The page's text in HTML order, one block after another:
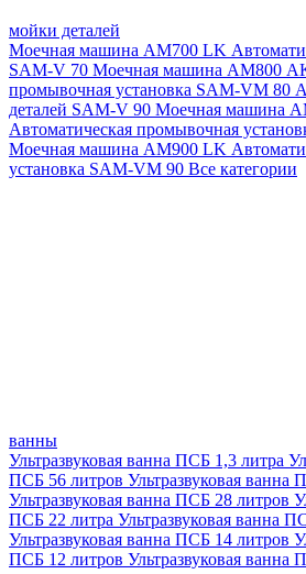
мойки деталей
Моечная машина AM700 LK
SAM-V 70 Моечная машина АМ800
промывочная установка SAM-VM 80
деталей SAM-V 90 Моечная машина
Автоматическая промывочная
Моечная машина AM900 LK
установка SAM-VM 90 Все категории
ванны
Ультразвуковая ванна ПСБ 1,3 литра
ПСБ 56 литров Ультразвуковая ванна
Ультразвуковая ванна ПСБ 28 литров
ПСБ 22 литра Ультразвуковая ванна
Ультразвуковая ванна ПСБ 14 литров
ПСБ 12 литров Ультразвуковая ванна